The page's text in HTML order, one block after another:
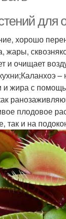
для
хорошо
и очищает
и жира с
плодовое
так и на